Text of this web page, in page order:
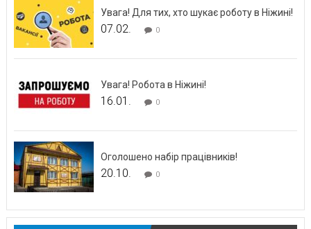
Увага! Для тих, хто шукає роботу в Ніжині!
07.02. 0
Увага! Робота в Ніжині!
16.01. 0
Оголошено набір працівників!
20.10. 0